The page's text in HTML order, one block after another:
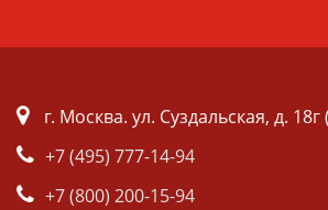
г. Москва. ул. Суздальская, д.
+7 (495) 777-14-94
+7 (800) 200-15-94